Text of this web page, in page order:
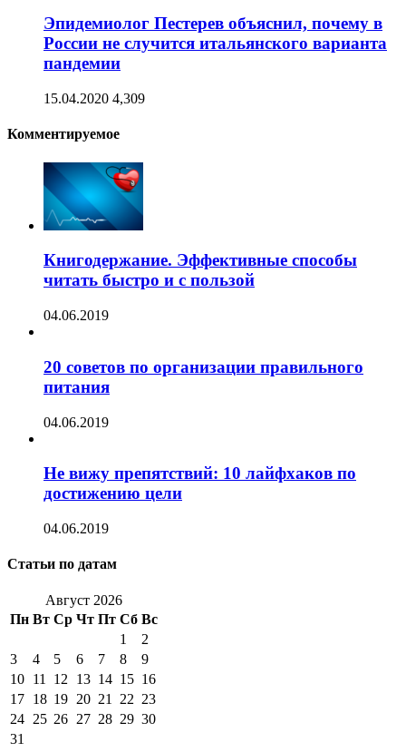
Эпидемиолог Пестерев объяснил, почему в
России не случится итальянского варианта
пандемии
15.04.2020 4,309
Комментируемое
Книгодержание. Эффективные способы
читать быстро и с пользой
04.06.2019
20 советов по организации правильного
питания
04.06.2019
Не вижу препятствий: 10 лайфхаков по
достижению цели
04.06.2019
Статьи по датам
Август 2026
Пн Вт Ср Чт Пт Сб Вс
1
2
3
4 5 6 7 8
9
10 11 12 13 14 15 16
17 18 19 20 21 22 23
24 25 26 27 28 29 30
31